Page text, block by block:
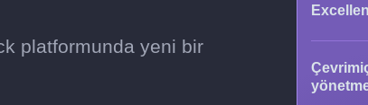
platformunda yeni bir